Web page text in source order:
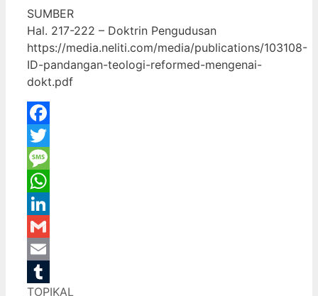
SUMBER
Hal. 217-222 – Doktrin Pengudusan
https://media.neliti.com/media/publications/103108-
ID-pandangan-teologi-reformed-mengenai-
dokt.pdf
Facebook
Twitter
Message
WhatsApp
LinkedIn
Gmail
Email
Categories
TOPIKAL